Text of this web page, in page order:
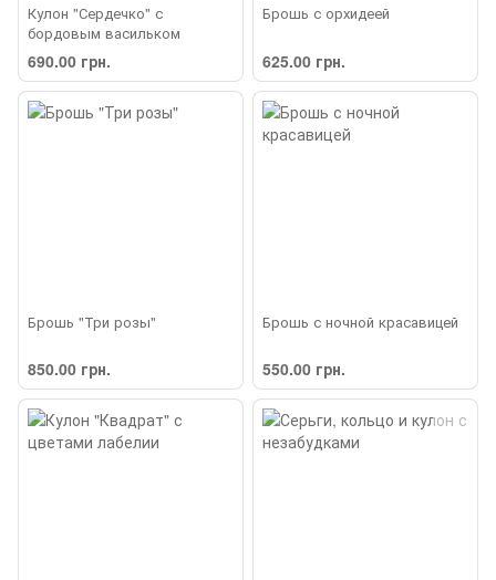
Кулон "Сердечко" с
бордовым васильком
690.00 грн.
Брошь с орхидеей
625.00 грн.
Брошь "Три розы"
850.00 грн.
Брошь с ночной красавицей
550.00 грн.